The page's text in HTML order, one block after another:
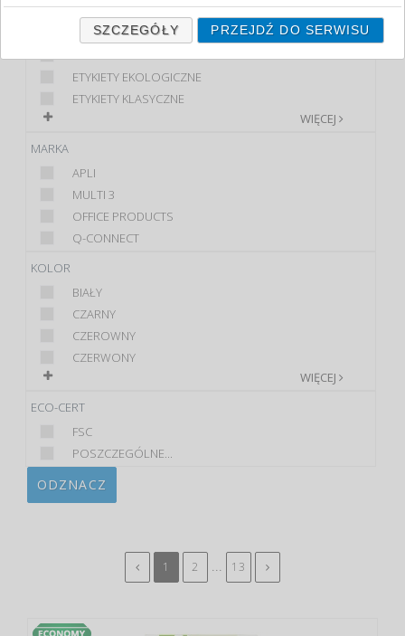
PRODUKT
ETYKIETY
ETYKIETY DO...
ETYKIETY EKOLOGICZNE
ETYKIETY KLASYCZNE
WIĘCEJ
MARKA
APLI
MULTI 3
OFFICE PRODUCTS
Q-CONNECT
KOLOR
BIAŁY
CZARNY
CZEROWNY
CZERWONY
WIĘCEJ
ECO-CERT
FSC
POSZCZEGÓLNE...
ODZNACZ
1 2 13
Jeśli nie chcesz wyrazić zgody lub ograniczyć jej zakres, kliknij
„Szczegóły”, gdzie znajdziesz wszelkie informacje o tym jak to
zrobić . Te same informacje znajdziesz także na podstronie z
naszą polityką prywatności obowiązującą od 25 maja 2018.
wcześniejsza zgoda której udzieliliście podczas zakładania
konta. Każda Państwa zgoda jest dobrowolna i można ją w
Klauzula Informacyjna (rozwiń)
Lista Zaufanych Partnerów (rozwiń)
SZCZEGÓŁY PRZEJDŹ DO SERWISU